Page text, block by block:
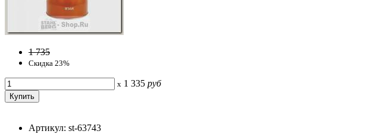
1 735
Скидка 23%
x 1 335 руб
Артикул: st-63743